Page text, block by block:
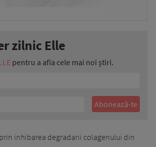
zilnic Elle
pentru a afla cele mai noi știri.
inhibarea degradarii colagenului din